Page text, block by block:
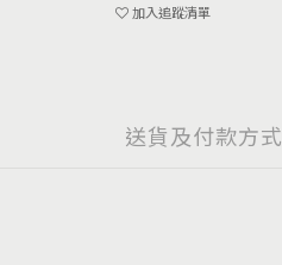
加入追蹤清單
送貨及付款方式